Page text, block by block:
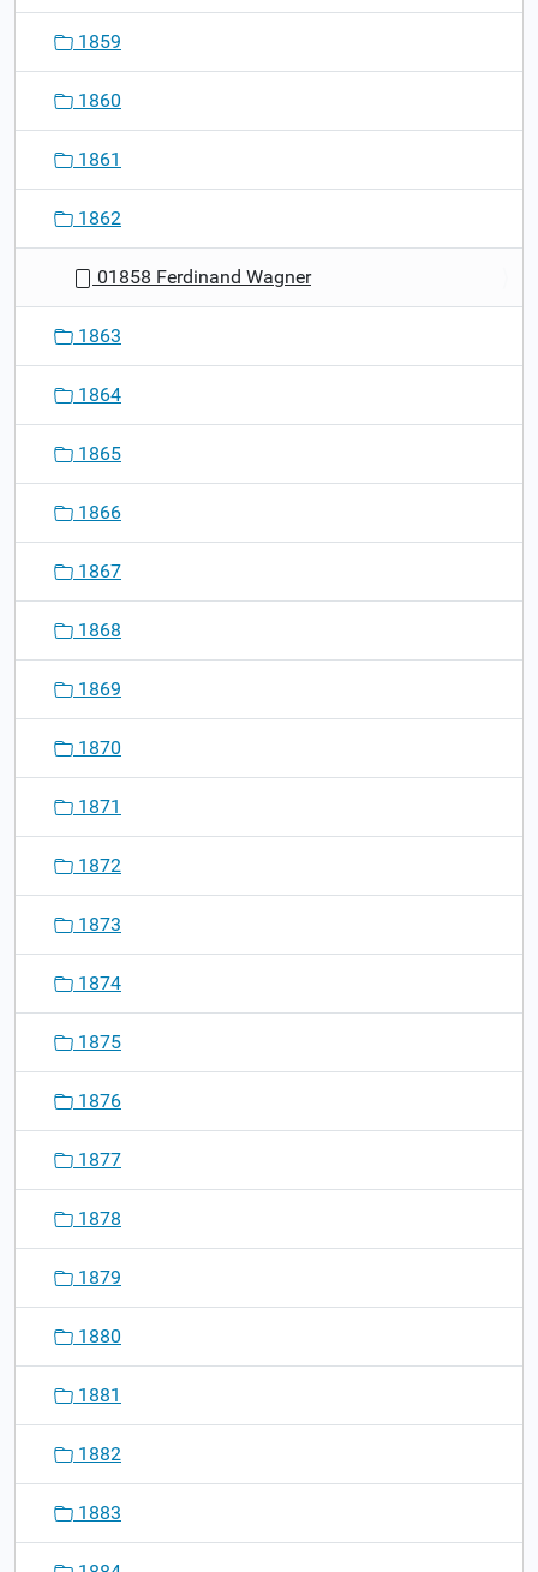
1859
1860
1861
1862
01858 Ferdinand Wagner
1863
1864
1865
1866
1867
1868
1869
1870
1871
1872
1873
1874
1875
1876
1877
1878
1879
1880
1881
1882
1883